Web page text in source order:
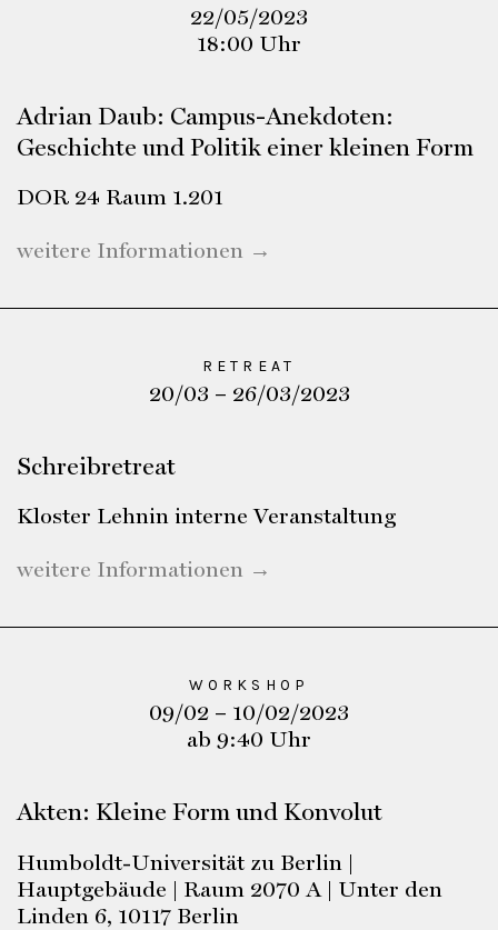
22/05/2023
18:00 Uhr
Adrian Daub: Campus-Anekdoten:
Geschichte und Politik einer kleinen Form
DOR 24 Raum 1.201
weitere Informationen →
RETREAT
20/03 – 26/03/2023
Schreibretreat
Kloster Lehnin interne Veranstaltung
weitere Informationen →
WORKSHOP
09/02 – 10/02/2023
ab 9:40 Uhr
Akten: Kleine Form und Konvolut
Humboldt-Universität zu Berlin |
Hauptgebäude | Raum 2070 A | Unter den
Linden 6, 10117 Berlin